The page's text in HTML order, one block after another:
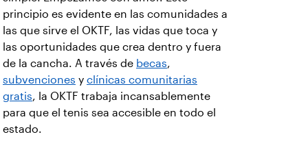
principio es evidente en las comunidades a
las que sirve el OKTF, las vidas que toca y
las oportunidades que crea dentro y fuera
de la cancha. A través de becas,
subvenciones y clínicas comunitarias
gratis, la OKTF trabaja incansablemente
para que el tenis sea accesible en todo el
estado.